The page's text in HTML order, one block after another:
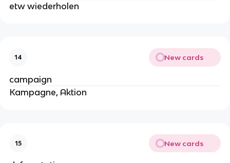
etw wiederholen
14 New cards
campaign
Kampagne, Aktion
15 New cards